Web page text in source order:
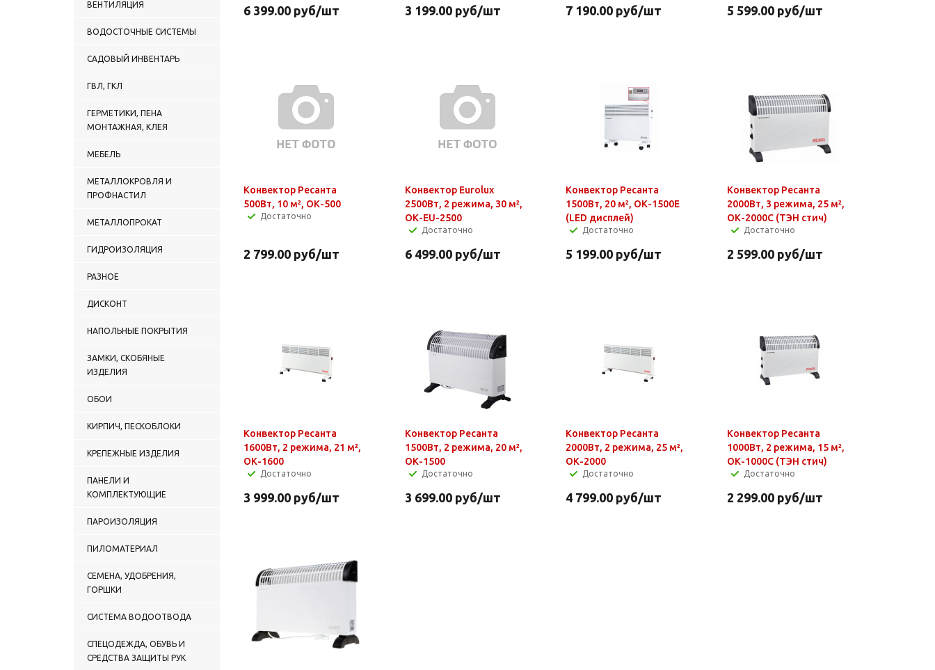
ВЕНТИЛЯЦИЯ
ВОДОСТОЧНЫЕ СИСТЕМЫ
САДОВЫЙ ИНВЕНТАРЬ
ГВЛ, ГКЛ
ГЕРМЕТИКИ, ПЕНА
МОНТАЖНАЯ, КЛЕЯ
МЕБЕЛЬ
МЕТАЛЛОКРОВЛЯ И
ПРОФНАСТИЛ
МЕТАЛЛОПРОКАТ
ГИДРОИЗОЛЯЦИЯ
РАЗНОЕ
ДИСКОНТ
НАПОЛЬНЫЕ ПОКРЫТИЯ
ЗАМКИ, СКОБЯНЫЕ
ИЗДЕЛИЯ
ОБОИ
КИРПИЧ, ПЕСКОБЛОКИ
КРЕПЕЖНЫЕ ИЗДЕЛИЯ
ПАНЕЛИ И
КОМПЛЕКТУЮЩИЕ
ПАРОИЗОЛЯЦИЯ
ПИЛОМАТЕРИАЛ
СЕМЕНА, УДОБРЕНИЯ,
ГОРШКИ
СИСТЕМА ВОДООТВОДА
СПЕЦОДЕЖДА, ОБУВЬ И
СРЕДСТВА ЗАЩИТЫ РУК
6 399.00 руб/шт 3 199.00руб/шт 7 190.00 руб/шт 5 599.00руб/шт
Конвектор Ресанта
500Вт, 10 м², ОК-500
Достаточно
2 799.00 руб/шт
Конвектор Eurolux
2500Вт, 2 режима, 30 м²,
ОК-EU-2500
Достаточно
6 499.00руб/шт
Конвектор Ресанта
1500Вт, 20 м², ОК-1500Е
(LED дисплей)
Достаточно
5 199.00 руб/шт
Конвектор Ресанта
2000Вт, 3 режима, 25 м²,
ОК-2000С (ТЭН стич)
Достаточно
2 599.00руб/шт
Конвектор Ресанта
1600Вт, 2 режима, 21 м²,
ОК-1600
Достаточно
3 999.00 руб/шт
Конвектор Ресанта
1500Вт, 2 режима, 20 м²,
ОК-1500
Достаточно
3 699.00руб/шт
Конвектор Ресанта
2000Вт, 2 режима, 25 м²,
ОК-2000
Достаточно
4 799.00 руб/шт
Конвектор Ресанта
1000Вт, 2 режима, 15 м²,
ОК-1000С (ТЭН стич)
Достаточно
2 299.00руб/шт